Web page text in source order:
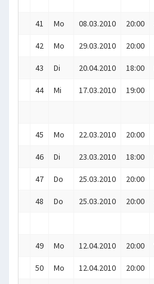
41 Mo 08.03.2010 20:00
42 Mo 29.03.2010 20:00
43 Di 20.04.2010 18:00
44 Mi 17.03.2010 19:00
45 Mo 22.03.2010 20:00
46 Di 23.03.2010 18:00
47 Do 25.03.2010 20:00
48 Do 25.03.2010 20:00
49 Mo 12.04.2010 20:00
50 Mo 12.04.2010 20:00